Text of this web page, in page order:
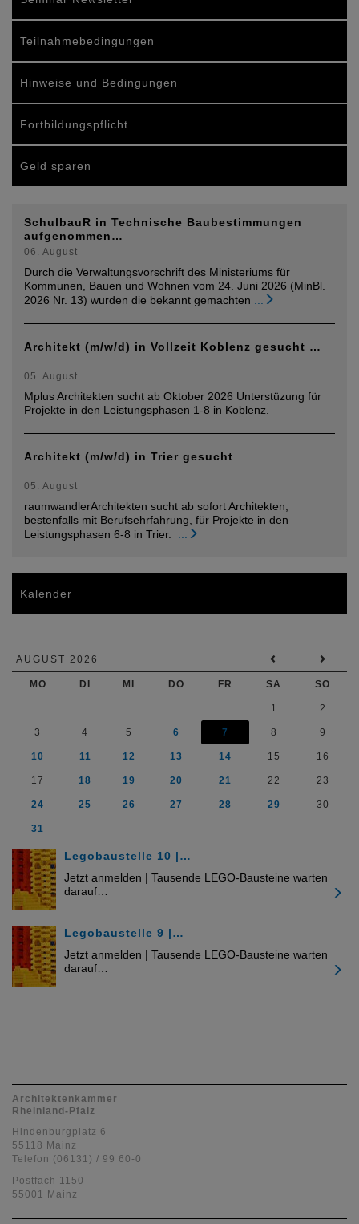
Teilnahmebedingungen
Hinweise und Bedingungen
Fortbildungspflicht
Geld sparen
SchulbauR in Technische Baubestimmungen
aufgenommen…
06. August
Durch die Verwaltungsvorschrift des Ministeriums für
Kommunen, Bauen und Wohnen vom 24. Juni 2026 (MinBl.
2026 Nr. 13) wurden die bekannt gemachten
Architekt (m/w/d) in Vollzeit Koblenz gesucht …
05. August
Mplus Architekten sucht ab Oktober 2026 Unterstüzung für
Projekte in den Leistungsphasen 1-8 in Koblenz.
Architekt (m/w/d) in Trier gesucht
05. August
raumwandlerArchitekten sucht ab sofort Architekten,
bestenfalls mit Berufsehrfahrung, für Projekte in den
Leistungsphasen 6-8 in Trier.
Kalender
AUGUST 2026
MO DI MI DO FR SA SO
1 2
3 4 5 6 7 8 9
10 11 12 13 14 15 16
17 18 19 20 21 22 23
24 25 26 27 28 29 30
31
Legobaustelle 10 |…
Jetzt anmelden | Tausende LEGO-Bausteine warten
darauf…
Legobaustelle 9 |…
Jetzt anmelden | Tausende LEGO-Bausteine warten
darauf…
Architektenkammer
Rheinland-Pfalz
Hindenburgplatz 6
55118 Mainz
Telefon (06131) / 99 60-0
Postfach 1150
55001 Mainz